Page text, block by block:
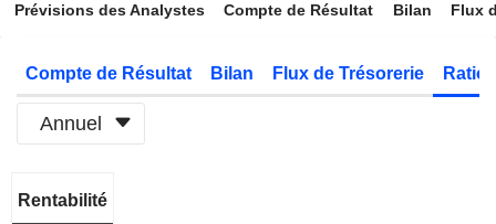
Prévisions des Analystes Compte de Résultat Bilan Flux
Compte de Résultat Bilan Flux de Trésorerie
Annuel
Fiscale:
Rentabilité